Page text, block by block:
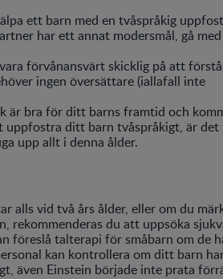
ett barn med en tvåspråkig
har ett annat modersmål, gå
förvånansvärt skicklig på att
ingen översättare (iallafall inte
är bra för ditt barns framtid och
uppfostra ditt barn tvåspråkigt, är
upp allt i denna ålder.
alls vid två års ålder, eller om du
rekommenderas du att uppsöka
föreslå talterapi för småbarn om de
kan kontrollera om ditt barn
även Einstein började inte prata